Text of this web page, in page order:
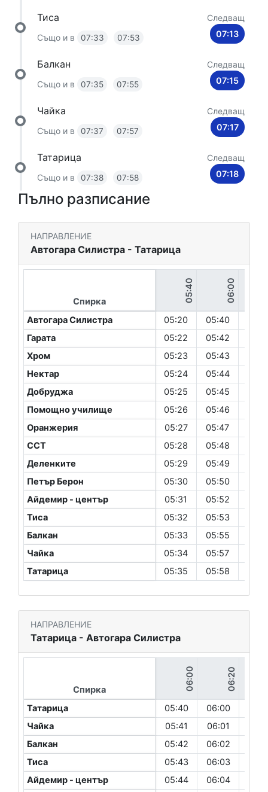
Тиса
Също и в 07:33 07:53
Следващ
07:13
Балкан
Също и в 07:35 07:55
Следващ
07:15
Чайка
Също и в 07:37 07:57
Следващ
07:17
Татарица
Също и в 07:38 07:58
Следващ
07:18
Пълно разписание
НАПРАВЛЕНИЕ
Автогара Силистра - Татарица
Спирка 05:40 06:00
Автогара Силистра 05:20 05:40
Гарата
05:22 05:42
Хром
05:23 05:43
Нектар
05:24 05:44
Добруджа
05:25 05:45
Помощно училище
05:26 05:46
Оранжерия
05:27 05:47
ССТ
05:28 05:48
Деленките
05:29 05:49
Петър Берон
05:30 05:50
Айдемир - център
05:31 05:52
Тиса
05:32 05:53
Балкан
05:33 05:55
Чайка
05:34 05:57
Татарица
05:35 05:58
НАПРАВЛЕНИЕ
Татарица - Автогара Силистра
Спирка 06:00 06:20
Татарица 05:40 06:00
Чайка
05:41 06:01
Балкан
05:42 06:02
Тиса
05:43 06:03
Айдемир - център
05:44 06:04